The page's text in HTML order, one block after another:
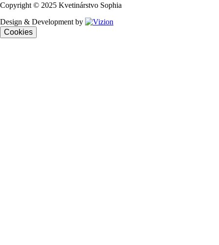
Copyright © 2025 Kvetinárstvo Sophia
Design & Development by
Cookies